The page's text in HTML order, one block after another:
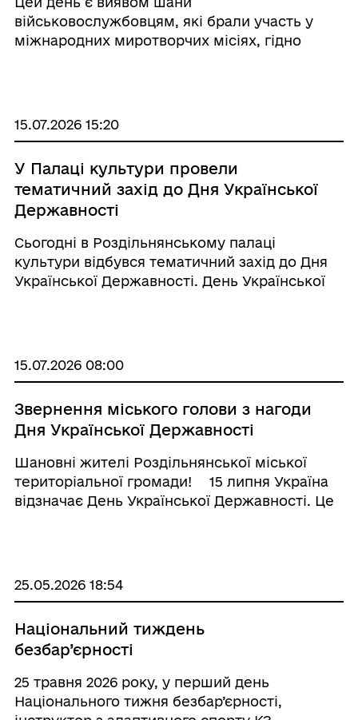
військовослужбовцям, які брали участь у
міжнародних миротворчих місіях, гідно
українським миротворцям за мужність,
15.07.2026 15:20
У Палаці культури провели
тематичний захід до Дня Української
Державності
Сьогодні в Роздільнянському палаці
культури відбувся тематичний захід до Дня
Української Державності. День Української
Русі, че ...
15.07.2026 08:00
Звернення міського голови з нагоди
Дня Української Державності
Шановні жителі Роздільнянської міської
територіальної громади! ⠀ 15 липня Україна
відзначає День Української Державності. Це
жити ...
25.05.2026 18:54
Національний тиждень
безбар’єрності
25 травня 2026 року, у перший день
Національного тижня безбар’єрності,